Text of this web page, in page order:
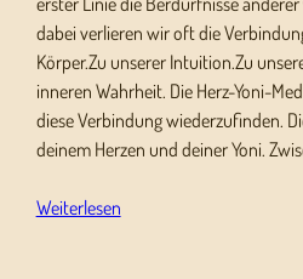
dabei verlieren wir oft die
Körper.Zu unserer Intuition.Zu
inneren Wahrheit. Die Herz-Yoni-
diese Verbindung wiederzufinden.
deinem Herzen und deiner Yoni.
Weiterlesen